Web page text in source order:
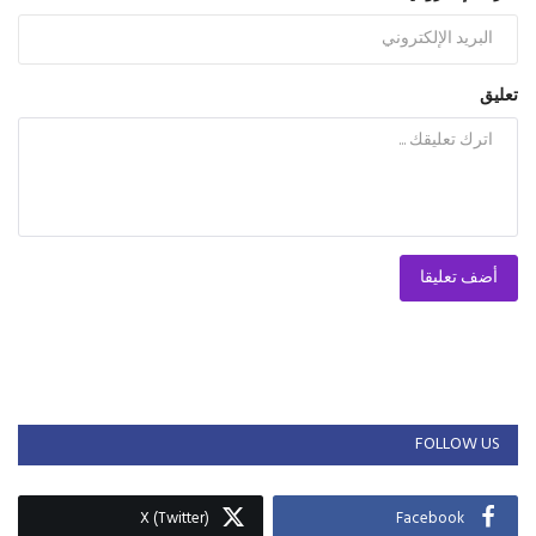
تعليق
أضف تعليقا
FOLLOW US
Facebook
X (Twitter)